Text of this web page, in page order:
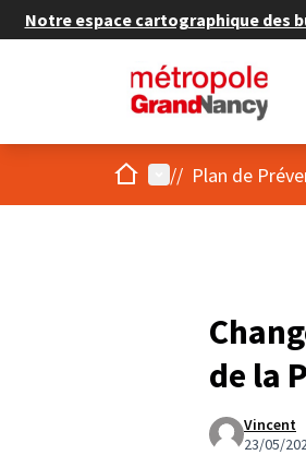
Notre espace cartographique des
AccueilMenu principal
// Plan de
de la
Vincent
23/05/